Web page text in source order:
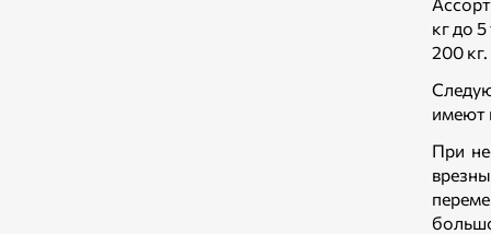
кг до
200
имеют
При